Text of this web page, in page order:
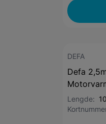
DEFA
Defa
Lengde: